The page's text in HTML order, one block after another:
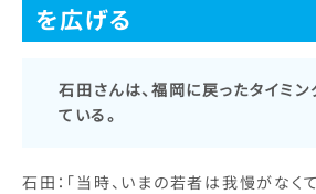
を広げる
石田さんは、福岡に戻ったタイミ
ている。
石田：「当時、いまの若者は我慢がなく